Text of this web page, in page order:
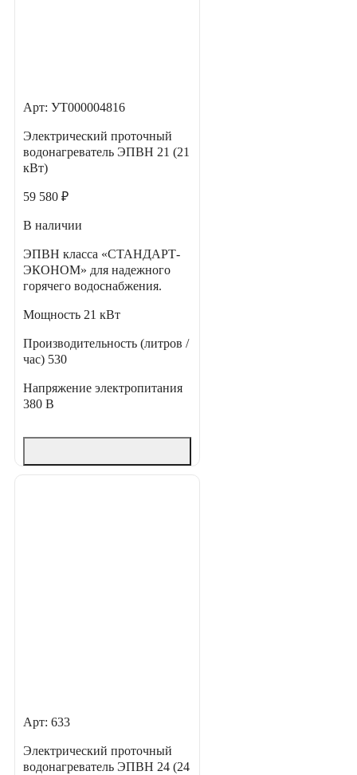
Арт: УТ000004816
Электрический проточный
водонагреватель ЭПВН 21 (21
кВт)
59 580 ₽
В наличии
ЭПВН класса «СТАНДАРТ-
ЭКОНОМ» для надежного
горячего водоснабжения.
Мощность 21 кВт
Производительность (литров /
час) 530
Напряжение электропитания
380 В
Арт: 633
Электрический проточный
водонагреватель ЭПВН 24 (24